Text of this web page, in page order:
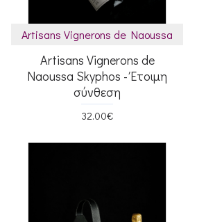
Artisans Vignerons de Naoussa
Artisans Vignerons de
Naoussa Skyphos - Έτοιμη
σύνθεση
32.00€